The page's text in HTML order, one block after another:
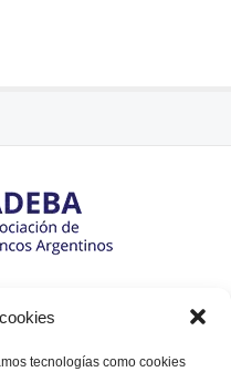
tecnologías como cookies
564, piso 6° (C1038AAL)